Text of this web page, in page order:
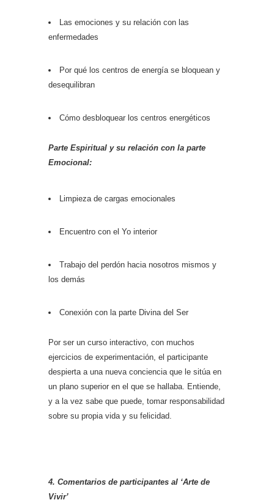
Las emociones y su relación con las
enfermedades
Por qué los centros de energía se bloquean y
desequilibran
Cómo desbloquear los centros energéticos
Parte Espiritual y su relación con la parte
Emocional:
Limpieza de cargas emocionales
Encuentro con el Yo interior
Trabajo del perdón hacia nosotros mismos y
los demás
Conexión con la parte Divina del Ser
Por ser un curso interactivo, con muchos
ejercicios de experimentación, el participante
despierta a una nueva conciencia que le sitúa en
un plano superior en el que se hallaba. Entiende,
y a la vez sabe que puede, tomar responsabilidad
sobre su propia vida y su felicidad.
4. Comentarios de participantes al ‘Arte de
Vivir’